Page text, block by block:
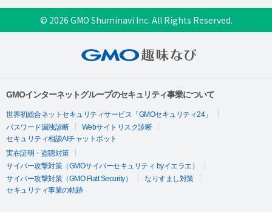
© 2026 GMO Shuminavi Inc. All Rights Reserved.